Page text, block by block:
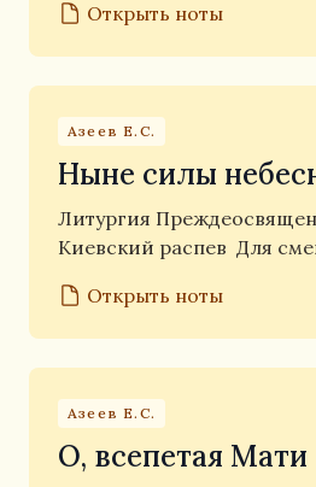
Открыть ноты
Азеев Е.С.
Ныне силы
Литургия
Киевский распев Для
Открыть ноты
Азеев Е.С.
О, всепетая Мати